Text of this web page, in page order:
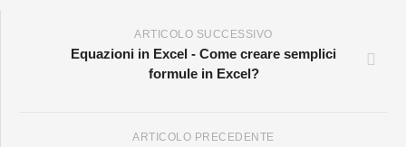
ARTICOLO SUCCESSIVO
Equazioni in Excel - Come creare semplici
formule in Excel?
ARTICOLO PRECEDENTE